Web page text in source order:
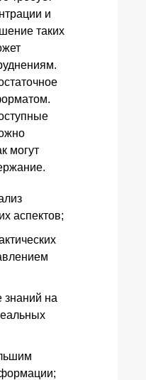
и
таких
могут
аспектов;
на